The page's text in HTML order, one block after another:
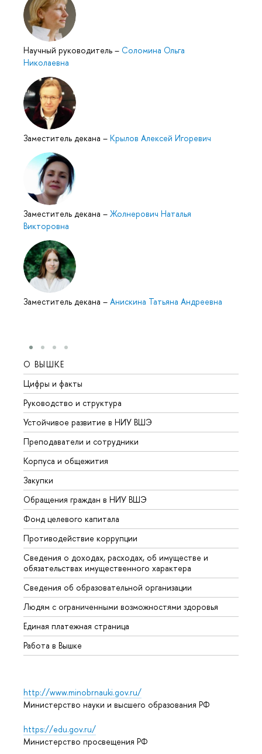
Научный руководитель – Соломина Ольга
Николаевна
Заместитель декана – Крылов Алексей Игоревич
Заместитель декана – Жолнерович Наталья
Викторовна
Заместитель декана – Анискина Татьяна Андреевна
О ВЫШКЕ
Цифры и факты
Руководство и структура
Устойчивое развитие в НИУ ВШЭ
Преподаватели и сотрудники
Корпуса и общежития
Закупки
Обращения граждан в НИУ ВШЭ
Фонд целевого капитала
Противодействие коррупции
Сведения о доходах, расходах, об имуществе и
обязательствах имущественного характера
Сведения об образовательной организации
Людям с ограниченными возможностями здоровья
Единая платежная страница
Работа в Вышке
http://www.minobrnauki.gov.ru/
Министерство науки и высшего образования РФ
https://edu.gov.ru/
Министерство просвещения РФ